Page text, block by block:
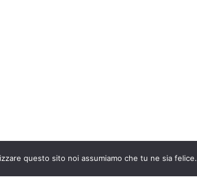
questo sito noi assumiamo che tu ne sia felice.